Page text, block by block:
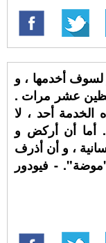
لسوف أخدمها ، و
عشر مرات .
أحد ، لا
. أما أن أركض و
، و أن أذرف
- فيودور